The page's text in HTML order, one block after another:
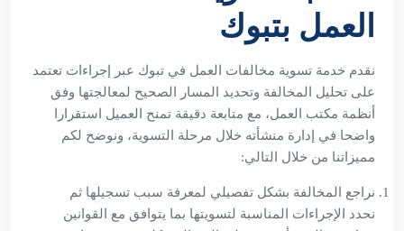
العمل بتبوك
نقدم خدمة تسوية مخالفات العمل في تبوك عبر إجراءات تعتمد
على تحليل المخالفة وتحديد المسار الصحيح لمعالجتها وفق
أنظمة مكتب العمل، مع متابعة دقيقة تمنح العميل استقرارا
واضحا في إدارة منشأته خلال مرحلة التسوية، ونوضح لكم
مميزاتنا من خلال التالي:
نراجع المخالفة بشكل تفصيلي لمعرفة سبب تسجيلها ثم
نحدد الإجراءات المناسبة لتسويتها بما يتوافق مع القوانين